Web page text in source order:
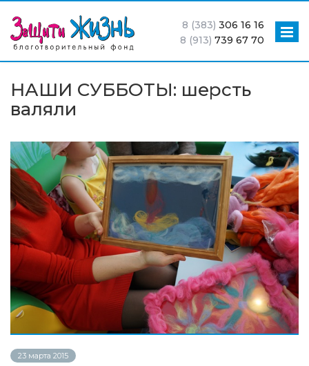
8 (383) 306 16 16
8 (913) 739 67 70
НАШИ СУББОТЫ: шерсть
валяли
23 марта 2015